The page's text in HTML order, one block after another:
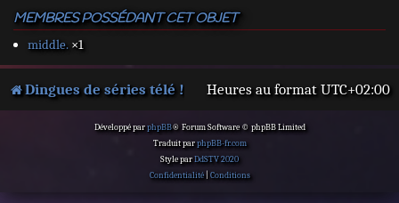
MEMBRES POSSÉDANT CET OBJET
middle. ×1
Dingues de séries télé ! Heures au format UTC+02:00
Développé parphpBB® Forum Software © phpBB Limited
Traduit parphpBB-fr.com
Style parDdSTV 2020
Confidentialité| Conditions